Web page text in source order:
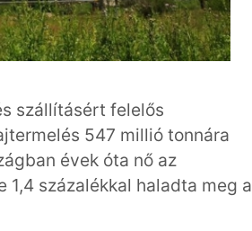
szállításért felelős
547 millió tonnára
évek óta nő az
százalékkal haladta meg a